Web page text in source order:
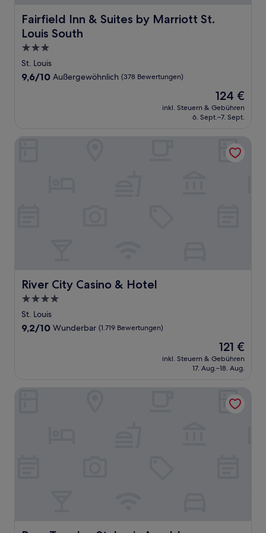
Fairfield Inn & Suites by Marriott St.
Louis South
Fairfield Inn & Suites by Marriott St. Louis South
3.0-
Sterne-
Unterkunft
St. Louis
9.6
9,6/10 Außergewöhnlich (378 Bewertungen)
Der
Preis
beträgt
124 €
inkl. Steuern & Gebühren
6. Sept.–7. Sept.
River City Casino & Hotel
River City Casino & Hotel
4.0-
Sterne-
Unterkunft
St. Louis
9.2
9,2/10 Wunderbar (1.719 Bewertungen)
Der
Preis
beträgt
121 €
inkl. Steuern & Gebühren
17. Aug.–18. Aug.